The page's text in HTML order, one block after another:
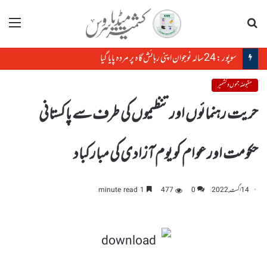
مینو
سوپور : 24سالہ نوجوان اپنی رہائش گاہ پر مردہ پایا گیا
مقبوضہ جموں و کشمیر
حریت رہنمائوں اور تنظیموں کی طرف سے پاکستانی
حکومت اور عوام کو یوم آزادی کی مبارکباد
14 اگست, 2022 0
477